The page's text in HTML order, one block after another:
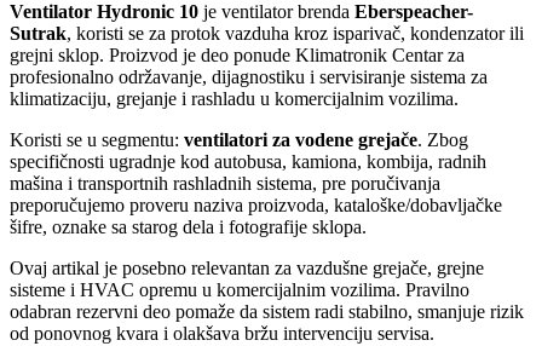
Ventilator Hydronic 10 je ventilator brenda Eberspeacher-
Sutrak, koristi se za protok vazduha kroz isparivač, kondenzator ili
grejni sklop. Proizvod je deo ponude Klimatronik Centar za
profesionalno održavanje, dijagnostiku i servisiranje sistema za
klimatizaciju, grejanje i rashladu u komercijalnim vozilima.
Koristi se u segmentu: ventilatori za vodene grejače. Zbog
specifičnosti ugradnje kod autobusa, kamiona, kombija, radnih
mašina i transportnih rashladnih sistema, pre poručivanja
preporučujemo proveru naziva proizvoda, kataloške/dobavljačke
šifre, oznake sa starog dela i fotografije sklopa.
Ovaj artikal je posebno relevantan za vazdušne grejače, grejne
sisteme i HVAC opremu u komercijalnim vozilima. Pravilno
odabran rezervni deo pomaže da sistem radi stabilno, smanjuje rizik
od ponovnog kvara i olakšava bržu intervenciju servisa.